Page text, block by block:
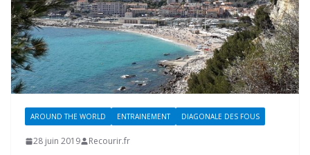
AROUND THE WORLD ENTRAINEMENT DIAGONALE DES FOUS
28 juin 2019 Recourir.fr